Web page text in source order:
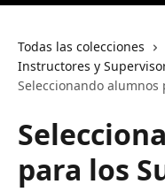
Todas las colecciones
Instructores y
Seleccionando alumnos
para los